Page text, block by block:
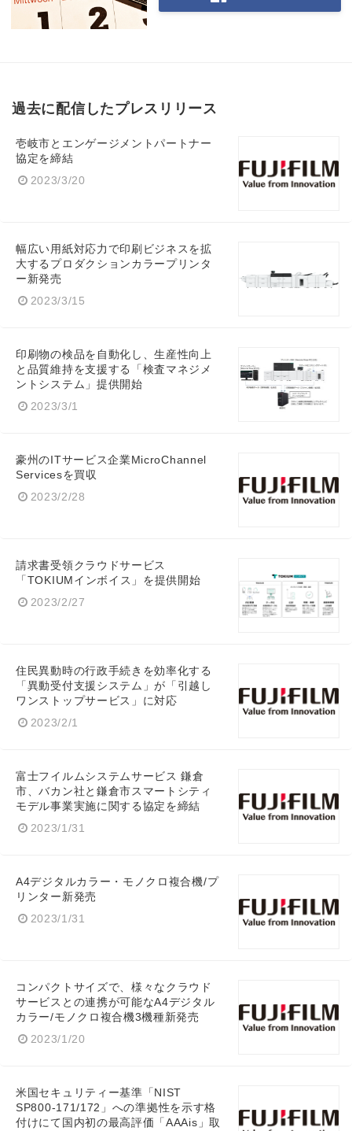
過去に配信したプレスリリース
壱岐市とエンゲージメントパートナー
協定を締結
2023/3/20
幅広い用紙対応力で印刷ビジネスを拡
大するプロダクションカラープリンタ
ー新発売
2023/3/15
印刷物の検品を自動化し、生産性向上
と品質維持を支援する「検査マネジメ
ントシステム」提供開始
2023/3/1
豪州のITサービス企業MicroChannel
Servicesを買収
2023/2/28
請求書受領クラウドサービス
「TOKIUMインボイス」を提供開始
2023/2/27
住民異動時の行政手続きを効率化する
「異動受付支援システム」が「引越し
ワンストップサービス」に対応
2023/2/1
富士フイルムシステムサービス 鎌倉
市、バカン社と鎌倉市スマートシティ
モデル事業実施に関する協定を締結
2023/1/31
A4デジタルカラー・モノクロ複合機/プ
リンター新発売
2023/1/31
コンパクトサイズで、様々なクラウド
サービスとの連携が可能なA4デジタル
カラー/モノクロ複合機3機種新発売
2023/1/20
米国セキュリティー基準「NIST
SP800-171/172」への準拠性を示す格
付けにて国内初の最高評価「AAAis」取